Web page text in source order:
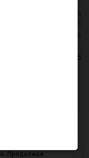
СОГЛАСИЕ на
Соглашение об
cookie-файлов
книги, 1998-2026
Продолжая